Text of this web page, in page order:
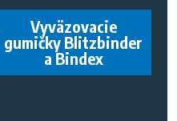
Vyväzovacie
gumičky Blitzbinder
a Bindex